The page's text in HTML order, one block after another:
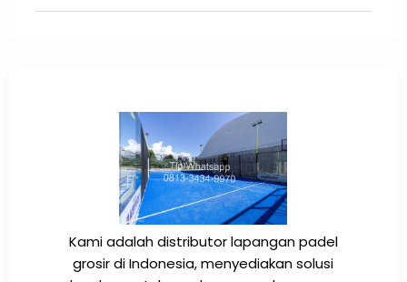
Kami adalah distributor lapangan padel
grosir di Indonesia, menyediakan solusi